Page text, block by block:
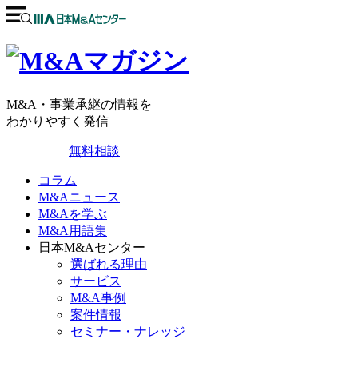
M&A・事業承継の情報を
わかりやすく発信
無料相談
コラム
M&Aニュース
M&Aを学ぶ
M&A用語集
日本M&Aセンター
選ばれる理由
サービス
M&A事例
案件情報
セミナー・ナレッジ